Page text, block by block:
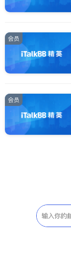
会员
会员